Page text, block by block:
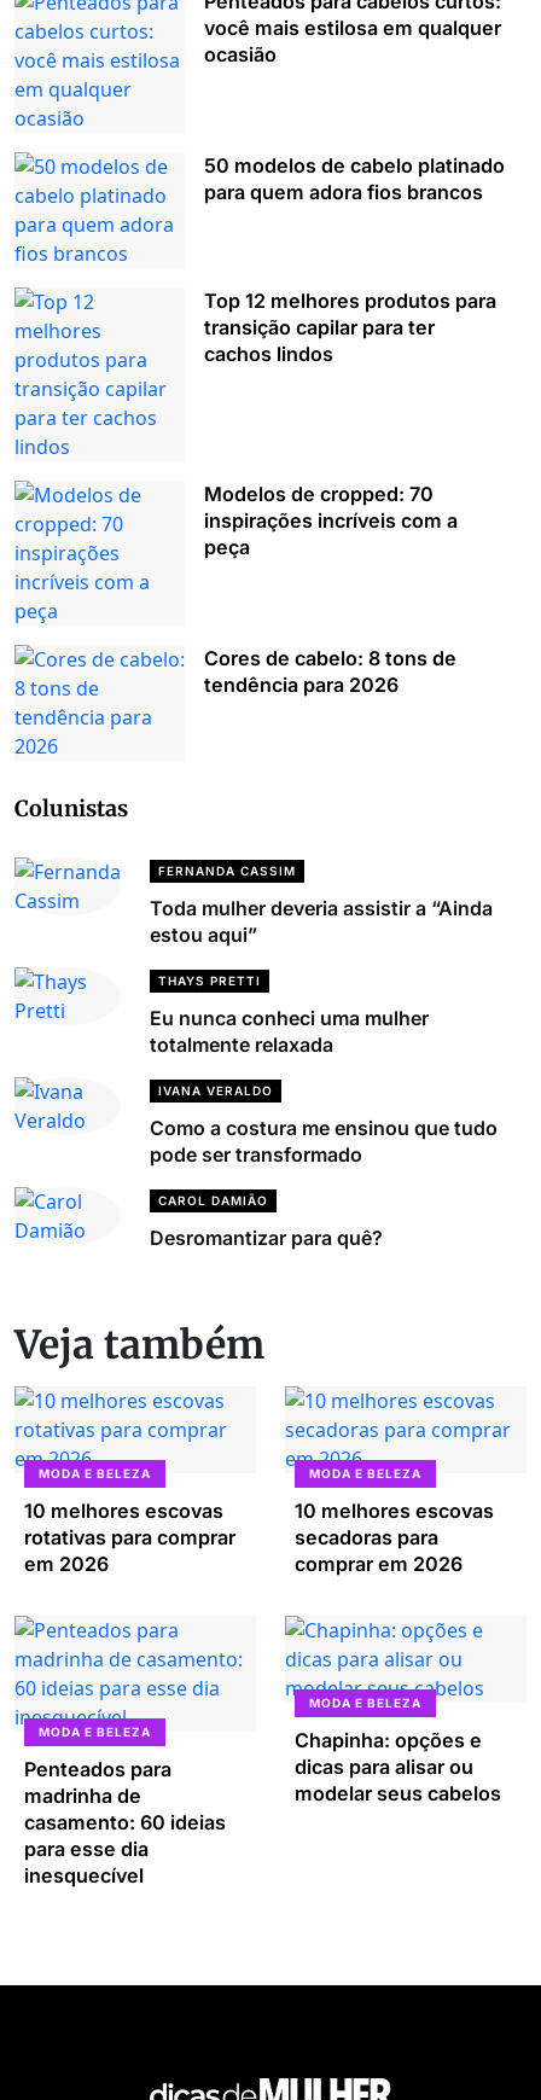
você mais estilosa em qualquer
ocasião
50 modelos de cabelo platinado
para quem adora fios brancos
Top 12 melhores produtos para
transição capilar para ter
cachos lindos
Modelos de cropped: 70
inspirações incríveis com a
peça
Cores de cabelo: 8 tons de
tendência para 2026
Colunistas
FERNANDA CASSIM
Toda mulher deveria assistir a “Ainda
estou aqui”
THAYS PRETTI
Eu nunca conheci uma mulher
totalmente relaxada
IVANA VERALDO
Como a costura me ensinou que tudo
pode ser transformado
CAROL DAMIÃO
Desromantizar para quê?
Veja também
MODA E BELEZA
10 melhores escovas
rotativas para comprar
em 2026
MODA E BELEZA
10 melhores escovas
secadoras para
comprar em 2026
MODA E BELEZA
Penteados para
madrinha de
casamento: 60 ideias
para esse dia
inesquecível
MODA E BELEZA
Chapinha: opções e
dicas para alisar ou
modelar seus cabelos